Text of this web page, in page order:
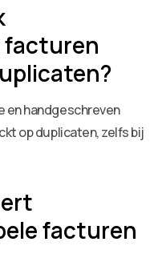
facturen
en handgeschreven
op duplicaten, zelfs bij
facturen